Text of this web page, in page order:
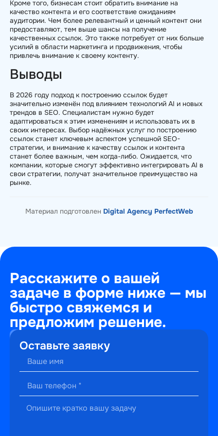
Кроме того, бизнесам стоит обратить внимание на
качество контента и его соответствие ожиданиям
аудитории. Чем более релевантный и ценный контент они
предоставляют, тем выше шансы на получение
качественных ссылок. Это также потребует от них больше
усилий в области маркетинга и продвижения, чтобы
привлечь внимание к своему контенту.
Выводы
В 2026 году подход к построению ссылок будет
значительно изменён под влиянием технологий AI и новых
трендов в SEO. Специалистам нужно будет
адаптироваться к этим изменениям и использовать их в
своих интересах. Выбор надёжных услуг по построению
ссылок станет ключевым аспектом успешной SEO-
стратегии, и внимание к качеству ссылок и контента
станет более важным, чем когда-либо. Ожидается, что
компании, которые смогут эффективно интегрировать AI в
свои стратегии, получат значительное преимущество на
рынке.
Материал подготовлен Digital Agency PerfectWeb
Расскажите о вашей
задаче в форме ниже — мы
быстро свяжемся и
предложим решение.
(495)
241-
22-
59
ул.
Оставьте заявку